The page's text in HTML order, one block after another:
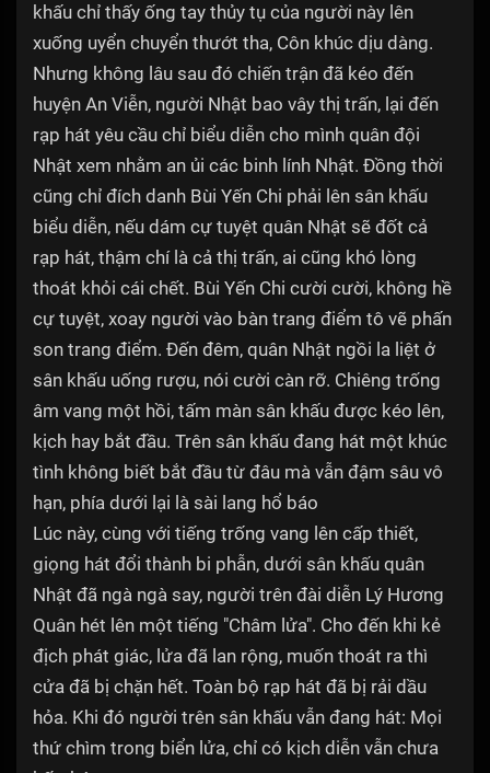
khấu chỉ thấy ống tay thủy tụ của người này lên
xuống uyển chuyển thướt tha, Côn khúc dịu dàng.
Nhưng không lâu sau đó chiến trận đã kéo đến
huyện An Viễn, người Nhật bao vây thị trấn, lại đến
rạp hát yêu cầu chỉ biểu diễn cho mình quân đội
Nhật xem nhằm an ủi các binh lính Nhật. Đồng thời
cũng chỉ đích danh Bùi Yến Chi phải lên sân khấu
biểu diễn, nếu dám cự tuyệt quân Nhật sẽ đốt cả
rạp hát, thậm chí là cả thị trấn, ai cũng khó lòng
thoát khỏi cái chết. Bùi Yến Chi cười cười, không hề
cự tuyệt, xoay người vào bàn trang điểm tô vẽ phấn
son trang điểm. Đến đêm, quân Nhật ngồi la liệt ở
sân khấu uống rượu, nói cười càn rỡ. Chiêng trống
âm vang một hồi, tấm màn sân khấu được kéo lên,
kịch hay bắt đầu. Trên sân khấu đang hát một khúc
tình không biết bắt đầu từ đâu mà vẫn đậm sâu vô
hạn, phía dưới lại là sài lang hổ báo
Lúc này, cùng với tiếng trống vang lên cấp thiết,
giọng hát đổi thành bi phẫn, dưới sân khấu quân
Nhật đã ngà ngà say, người trên đài diễn Lý Hương
Quân hét lên một tiếng "Châm lửa". Cho đến khi kẻ
địch phát giác, lửa đã lan rộng, muốn thoát ra thì
cửa đã bị chặn hết. Toàn bộ rạp hát đã bị rải dầu
hỏa. Khi đó người trên sân khấu vẫn đang hát: Mọi
thứ chìm trong biển lửa, chỉ có kịch diễn vẫn chưa